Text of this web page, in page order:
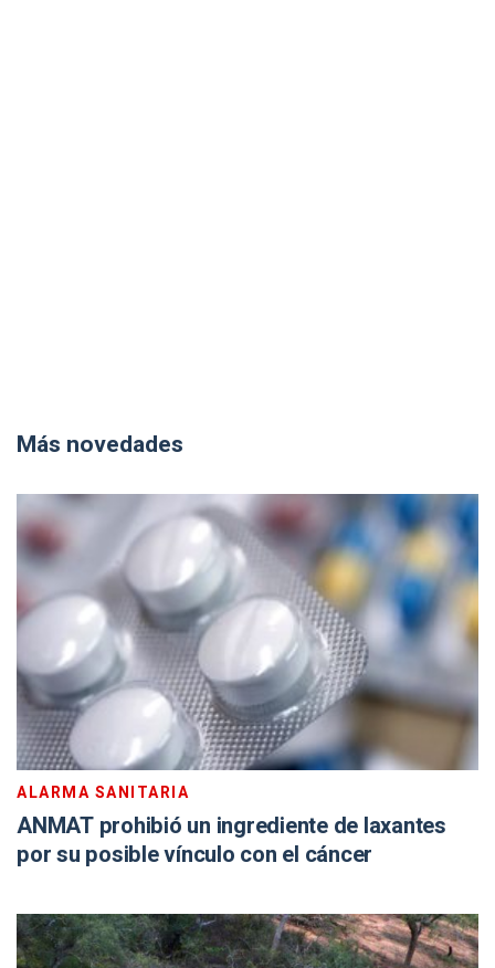
Más novedades
ALARMA SANITARIA
ANMAT prohibió un ingrediente de laxantes
por su posible vínculo con el cáncer